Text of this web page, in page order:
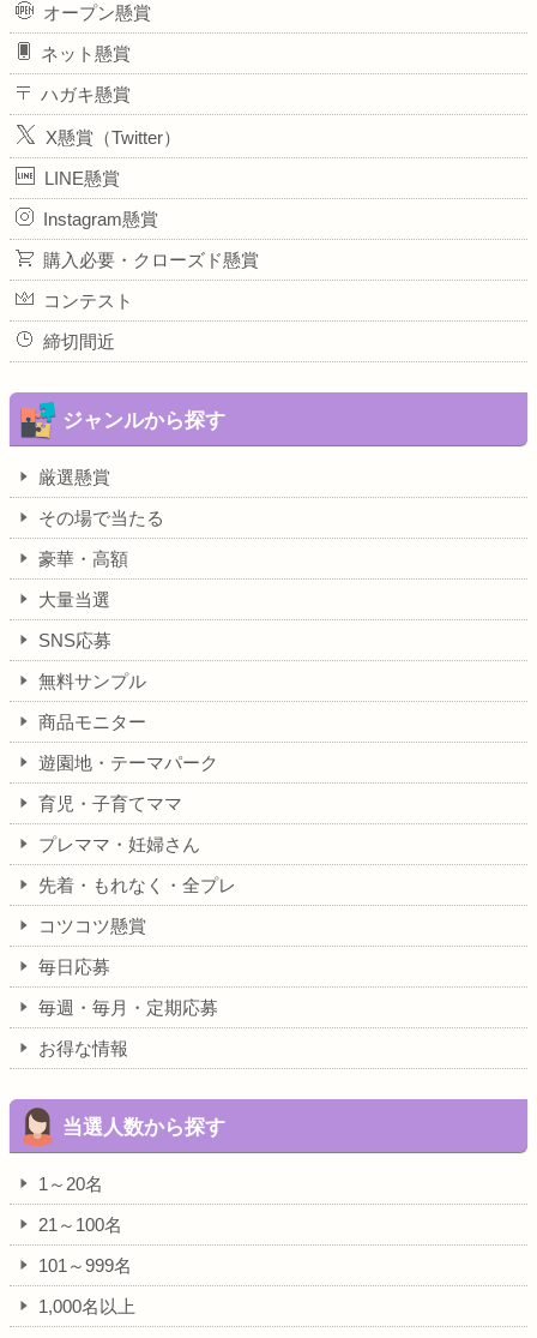
オープン懸賞
ネット懸賞
ハガキ懸賞
X懸賞（Twitter）
LINE懸賞
Instagram懸賞
購入必要・クローズド懸賞
コンテスト
締切間近
ジャンルから探す
厳選懸賞
その場で当たる
豪華・高額
大量当選
SNS応募
無料サンプル
商品モニター
遊園地・テーマパーク
育児・子育てママ
プレママ・妊婦さん
先着・もれなく・全プレ
コツコツ懸賞
毎日応募
毎週・毎月・定期応募
お得な情報
当選人数から探す
1～20名
21～100名
101～999名
1,000名以上